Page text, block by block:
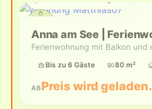
Anna am See |
Ferienwohnung mit Balkon und
Bis zu 6 Gäste 80 m²
ABPreis wird